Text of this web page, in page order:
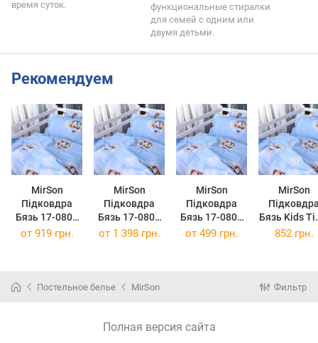
время суток.
функциональные стиралки
для семей с одним или
двумя детьми.
Рекомендуем
MirSon
Підковдра
Бязь 17-0800
Paw Patrol
MirSon
Підковдра
Бязь 17-0800
Paw Patrol
MirSon
Підковдра
Бязь 17-0800
Paw Patrol
MirSon
Бязь Kids
17-0800
от 919 грн. от 1 398 грн. от 499 грн. 852 грн.
Постельное белье MirSon Фильтр
Полная версия сайта